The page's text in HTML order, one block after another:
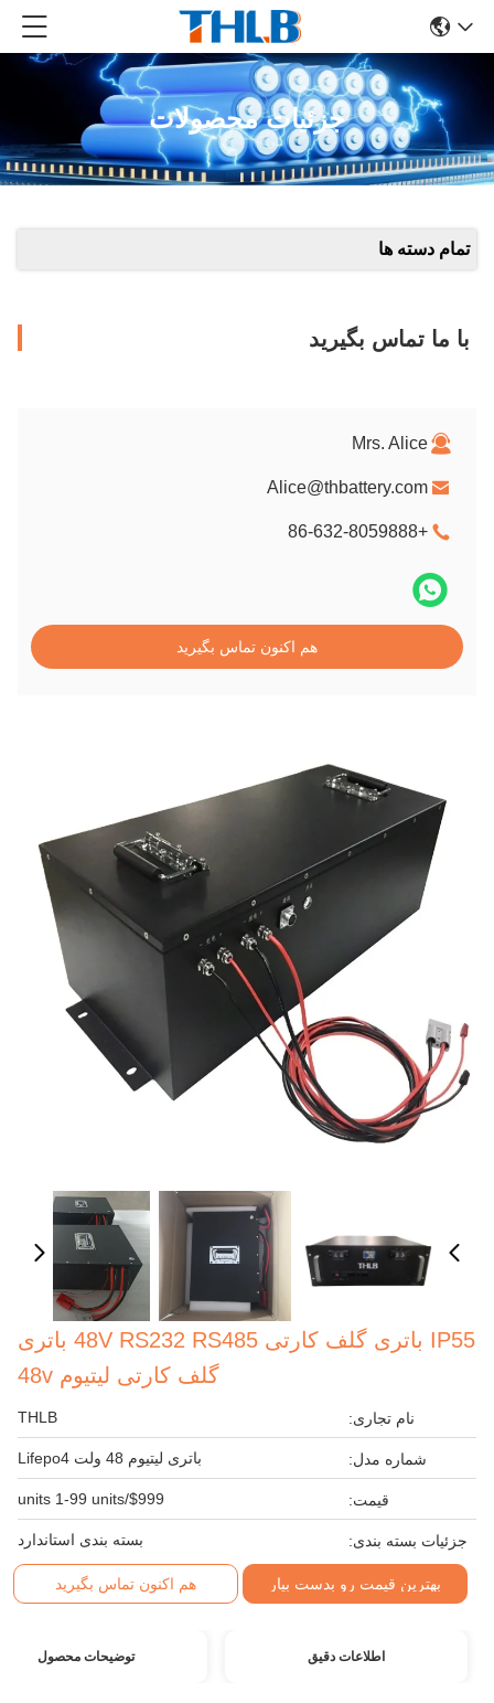
جزئیات محصولات
تمام دسته ها
با ما تماس بگیرید
Mrs. Alice
Alice@thbattery.com
+86-632-8059888
هم اکنون تماس بگیرید
IP55 باتری گلف کارتی 48V RS232 RS485 باتری
گلف کارتی لیتیوم 48v
نام تجاری: THLB
شماره مدل: باتری لیتیوم 48 ولت Lifepo4
قیمت: $999/units 1-99 units
جزئیات بسته بندی: بسته بندی استاندارد
بهترین قیمت رو بدست بیار هم اکنون تماس بگیرید
اطلاعات دقیق توضیحات محصول